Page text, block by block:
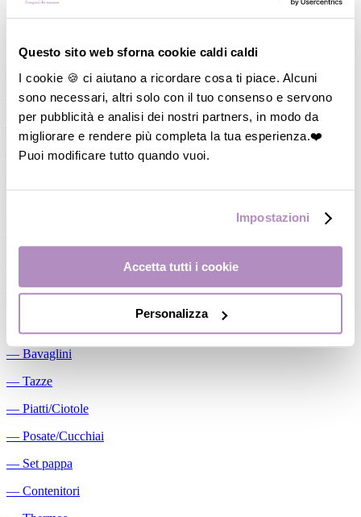
Questo sito web sforna cookie caldi caldi
I cookie 🍪 ci aiutano a ricordare cosa ti piace. Alcuni
sono necessari, altri solo con il tuo consenso e servono
per pubblicità e analisi dei nostri partners, in modo da
migliorare e rendere più completa la tua esperienza.❤️
Puoi modificare tutto quando vuoi.
Impostazioni
Accetta tutti i cookie
Personalizza
Aspiratori nasali manuali
―
Cuscini allattamento
―Biberon
―
Tettarelle
―Succhietti
Conservalatte Materno
―Massaggiagengive
― Bavaglini
― Tazze
― Piatti/Ciotole
― Posate/Cucchiai
― Set pappa
― Contenitori